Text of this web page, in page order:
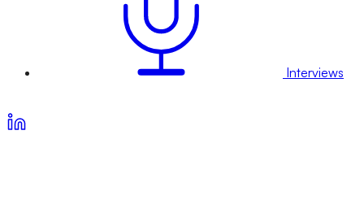
Interviews